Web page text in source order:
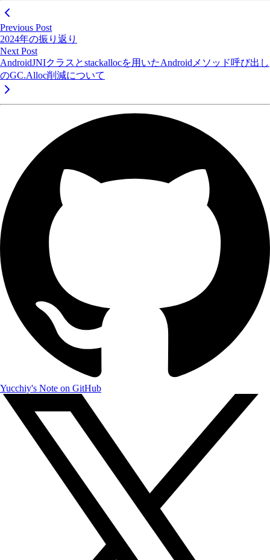
Previous Post
2024年の振り返り
Next Post
AndroidJNIクラスとstackallocを用いたAndroidメソッド呼び出し
のGC.Alloc削減について
Yucchiy's Note on GitHub